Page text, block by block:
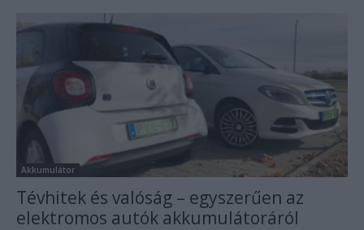
Akkumulátor
Tévhitek és valóság – egyszerűen az
elektromos autók akkumulátoráról